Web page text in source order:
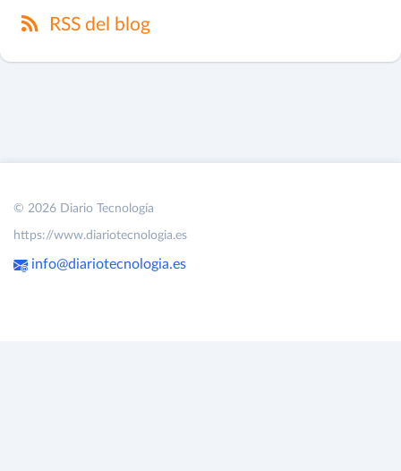
RSS del blog
© 2026 Diario Tecnología
https://www.diariotecnologia.es
info@diariotecnologia.es